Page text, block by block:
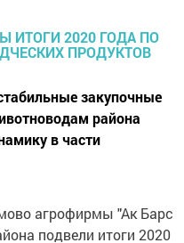
закупочные
района
в части
агрофирмы "Ак Барс
подвели итоги 2020